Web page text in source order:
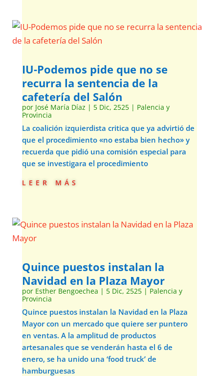
IU-Podemos pide que no se
recurra la sentencia de la
cafetería del Salón
por José María Díaz | 5 Dic, 2525| Palencia y
Provincia
La coalición izquierdista critica que ya advirtió de
que el procedimiento «no estaba bien hecho» y
recuerda que pidió una comisión especial para
que se investigara el procedimiento
leer más
Quince puestos instalan la
Navidad en la Plaza Mayor
por Esther Bengoechea | 5 Dic, 2525| Palencia y
Provincia
Quince puestos instalan la Navidad en la Plaza
Mayor con un mercado que quiere ser puntero
en ventas. A la amplitud de productos
artesanales que se venderán hasta el 6 de
enero, se ha unido una ‘food truck’ de
hamburguesas